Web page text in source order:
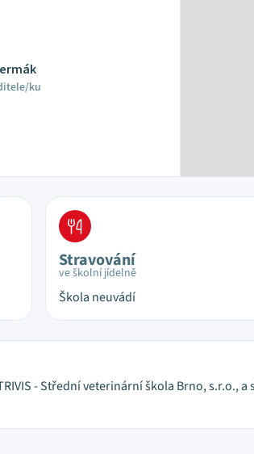
ku
Stravování
ve školní jídelně
Škola neuvádí
- Střední veterinární škola Brno, s.r.o.,